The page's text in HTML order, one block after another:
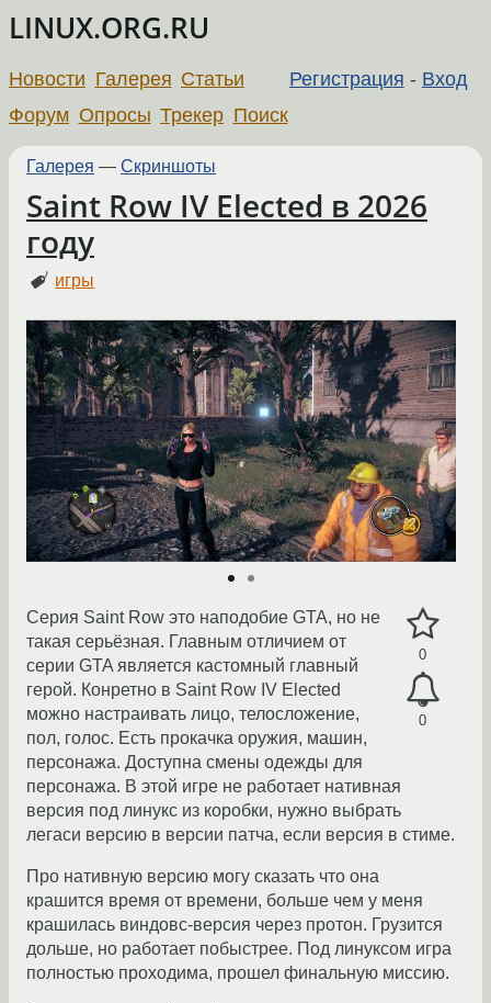
LINUX.ORG.RU
Регистрация - Вход
Новости Галерея Статьи
Форум Опросы Трекер Поиск
Галерея — Скриншоты
Saint Row IV Elected в 2026
году
игры
0
0
Серия Saint Row это наподобие GTA, но не
такая серьёзная. Главным отличием от
серии GTA является кастомный главный
герой. Конретно в Saint Row IV Elected
можно настраивать лицо, телосложение,
пол, голос. Есть прокачка оружия, машин,
персонажа. Доступна смены одежды для
персонажа. В этой игре не работает нативная
версия под линукс из коробки, нужно выбрать
легаси версию в версии патча, если версия в стиме.
Про нативную версию могу сказать что она
крашится время от времени, больше чем у меня
крашилась виндовс-версия через протон. Грузится
дольше, но работает побыстрее. Под линуксом игра
полностью проходима, прошел финальную миссию.